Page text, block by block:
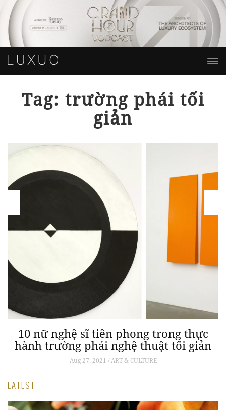
Tag: trường phái tối
giản
10 nữ nghệ sĩ tiên phong trong thực
hành trường phái nghệ thuật tối giản
Aug 27, 2021 / ART & CULTURE
LATEST